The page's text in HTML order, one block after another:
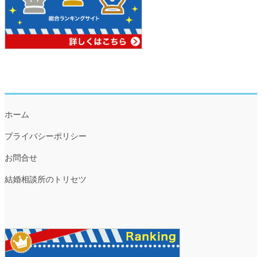
ホーム
プライバシーポリシー
お問合せ
結婚相談所のトリセツ